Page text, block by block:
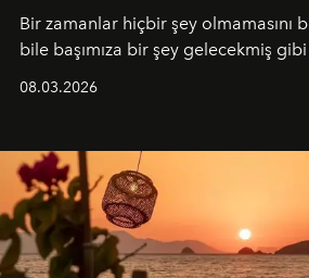
Bir zamanlar hiçbir şey olmamasını
bile başımıza bir şey gelecekmiş
08.03.2026